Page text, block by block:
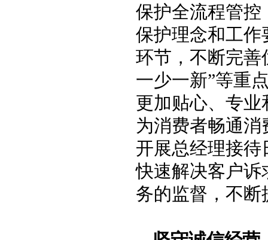
保护全流程管
保护理念和工
环节，不断完善
一少一新”等重
更加贴心、专
为消费者畅通
开展总经理接
快速解决客户
务的监督，不